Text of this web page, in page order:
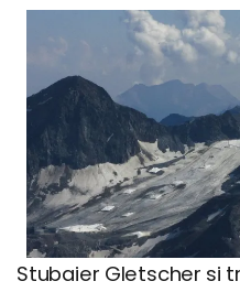
Stubaier Gletscher si